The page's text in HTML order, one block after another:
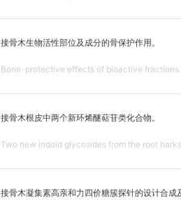
接骨木生物活性部位及成分的骨保护作用。
Bone-protective effects of bioactive fractions
接骨木根皮中两个新环烯醚萜苷类化合物。
Two new iridoid glycosides from the root
接骨木凝集素高亲和力四价糖簇探针的设计合成